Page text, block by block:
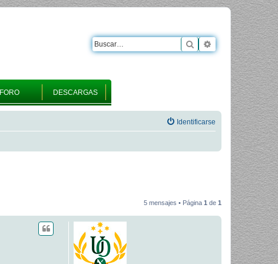
FORO DESCARGAS
Buscar Búsqueda
Identificarse
5 mensajes • Página 1 de 1